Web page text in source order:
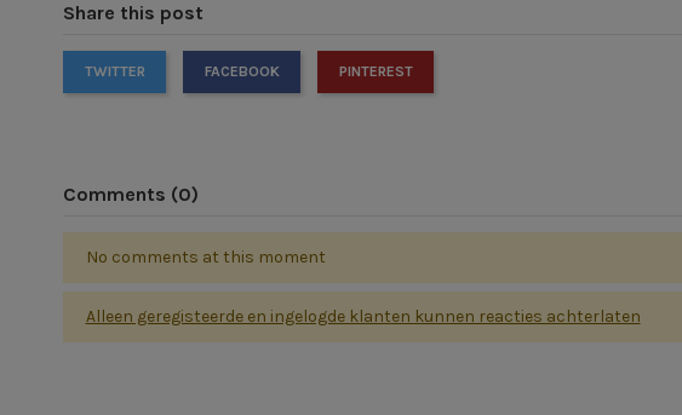
Share this post
TWITTER FACEBOOK PINTEREST
Comments (0)
No comments at this moment
Alleen geregisteerde en ingelogde klanten kunnen reacties achterlaten